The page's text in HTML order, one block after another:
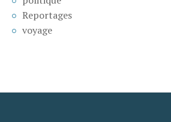
Reportages
voyage